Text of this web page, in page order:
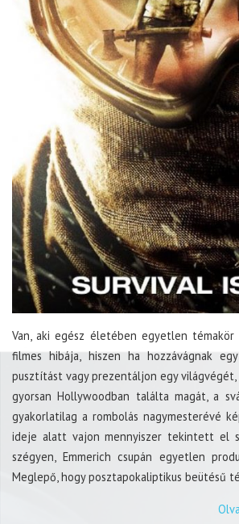
Van, aki egész életében egyetlen
filmes hibája, hiszen ha hozzávágnak
pusztítást vagy prezentáljon egy világvégét,
gyorsan Hollywoodban találta magát, a
gyakorlatilag a rombolás nagymesterévé
ideje alatt vajon mennyiszer tekintett el
szégyen, Emmerich csupán egyetlen
Meglepő, hogy posztapokaliptikus beütésű